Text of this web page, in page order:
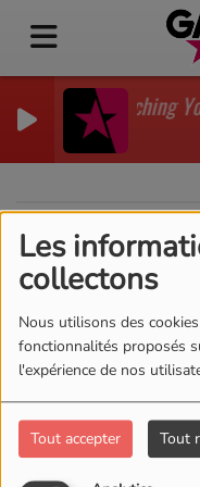
Les
collectons
Nous utilisons des
fonctionnalités proposés
l'expérience de nos
Tout accepter Tout
I'm Watching
GADJO